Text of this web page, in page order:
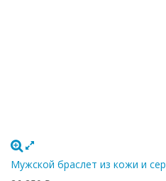
Мужской браслет из кожи и